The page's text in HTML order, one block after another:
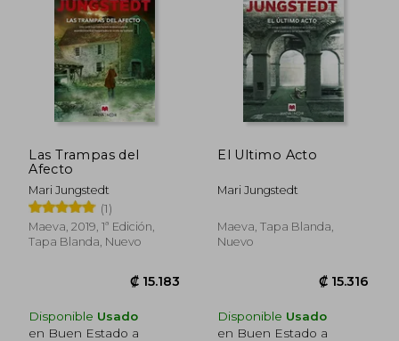
₡ 14.685
Las Trampas del
Afecto
Mari Jungstedt
(1)
Maeva, 2019, 1ª Edición,
Tapa Blanda, Nuevo
Disponible Usado
en Buen Estado a
El Ultimo Acto
Mari Jungstedt
Maeva, Tapa Blanda,
Nuevo
Disponible Usado
en Buen Estado a